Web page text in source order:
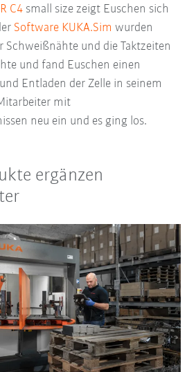
C4 small size zeigt Euschen sich
Software KUKA.Sim wurden
Schweißnähte und die Taktzeiten
und fand Euschen einen
Entladen der Zelle in seinem
mit
neu ein und es ging los.
ergänzen